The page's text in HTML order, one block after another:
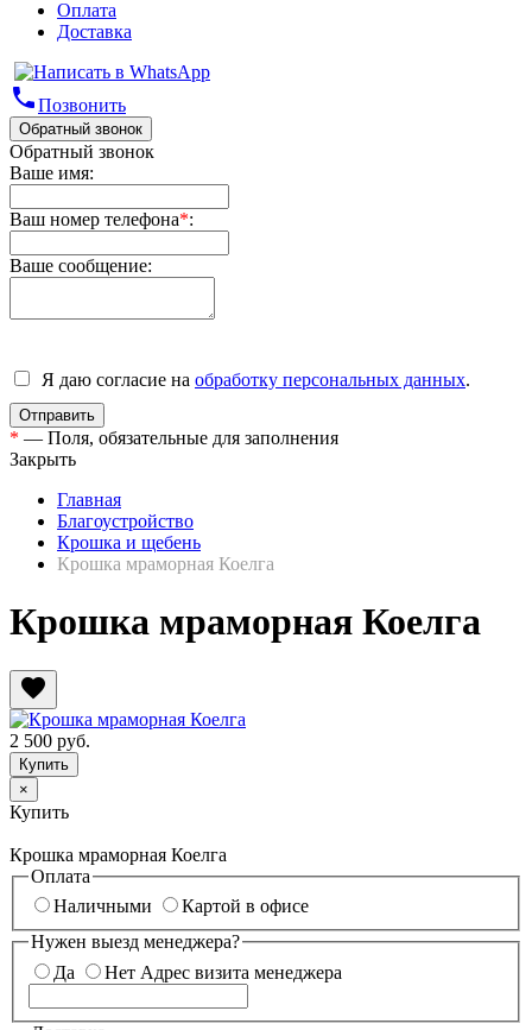
Оплата
Доставка
phoneПозвонить
Обратный звонок
Обратный звонок
Ваше имя:
Ваш номер телефона*:
Ваше сообщение:
Я даю согласие на обработку персональных данных.
* — Поля, обязательные для заполнения
Закрыть
Главная
Благоустройство
Крошка и щебень
Крошка мраморная Коелга
Крошка мраморная Коелга
favorite
2 500 руб.
×
Купить
Крошка мраморная Коелга
Оплата
Наличными
Картой в офисе
Нужен выезд менеджера?
Да
Нет Адрес визита менеджера